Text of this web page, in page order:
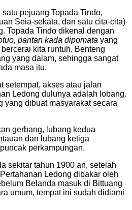
pejuang Topada Tindo,
Seia-sekata, dan satu cita-cita)
Topada Tindo dikenal dengan
pantan kada dipomata yang
kita runtuh. Benteng
yang dalam, sehingga sangat
masa itu.
setempat, akses atau jalan
Ledong dulunya adalah lobang.
yang dibuat masyarakat secara
gerbang, lubang kedua
dan lubang ketiga
perkampungan.
sekitar tahun 1900 an, setelah
Ledong dibakar oleh
Belanda masuk di Bittuang
umum, tempat ini sudah didiami